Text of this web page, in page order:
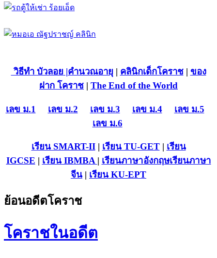
วิธีทำ บัวลอย |คำนวณอายุ | คลินิกเด็กโคราช| ของ
ฝาก โคราช | The End of the World
เลข ม.1 เลข ม.2 เลข ม.3 เลข ม.4
เลข ม.5
เลข ม.6
เรียน SMART-II| เรียน TU-GET| เรียน
IGCSE | เรียน IBMBA | เรียนภาษาอังกฤษเรียนภาษา
จีน | เรียน KU-EPT
ย้อนอดีตโคราช
โคราชในอดีต